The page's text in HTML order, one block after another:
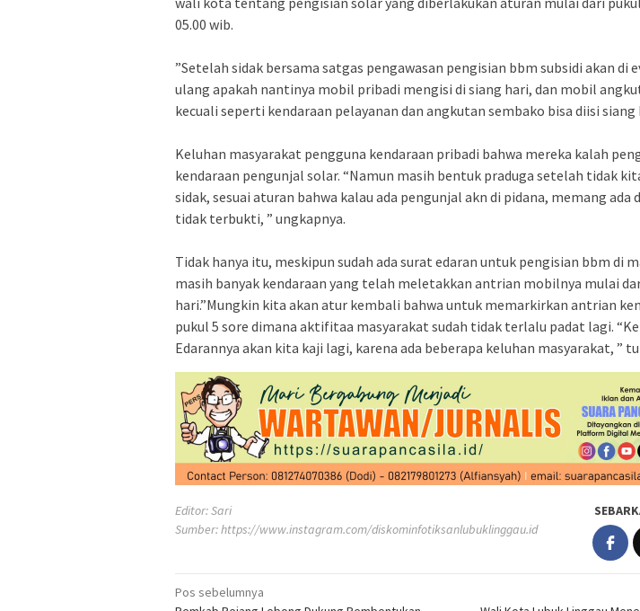
05.00 wib.
‎”Setelah sidak bersama satgas pengawasan pengisian bbm subsidi akan di
ulang apakah nantinya mobil pribadi mengisi di siang hari, dan mobil
kecuali seperti kendaraan pelayanan dan angkutan sembako bisa diisi siang
‎Keluhan masyarakat pengguna kendaraan pribadi bahwa mereka kalah
kendaraan pengunjal solar. “Namun masih bentuk praduga setelah tidak
sidak, sesuai aturan bahwa kalau ada pengunjal akn di pidana, memang ada
tidak terbukti, ” ungkapnya.
‎Tidak hanya itu, meskipun sudah ada surat edaran untuk pengisian bbm di
masih banyak kendaraan yang telah meletakkan antrian mobilnya mulai
hari.”Mungkin kita akan atur kembali bahwa untuk memarkirkan antrian
pukul 5 sore dimana aktifitaa masyarakat sudah tidak terlalu padat lagi.
Edarannya akan kita kaji lagi, karena ada beberapa keluhan masyarakat, ”
Editor: Sari
Sumber:https://www.instagram.com/diskominfotiksanlubuklinggau.id
Navigasi
Pos sebelumnya